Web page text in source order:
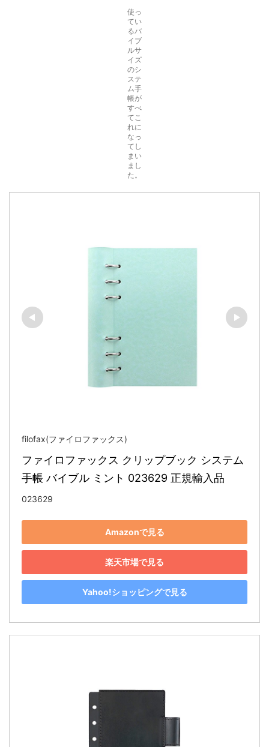
使っ
てい
るバ
イブ
ルサ
イズ
のシ
ステ
ム手
帳が
すべ
てこ
れに
なっ
てし
まい
まし
た。
filofax(ファイロファックス)
ファイロファックス クリップブック システム
手帳 バイブル ミント 023629 正規輸入品
023629
Amazonで見る
楽天市場で見る
Yahoo!ショッピングで見る